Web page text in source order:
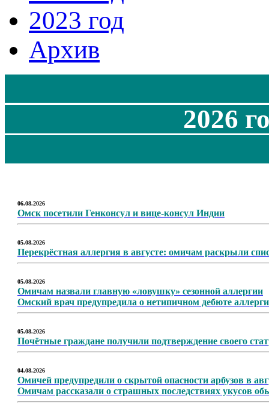
2023 год
Архив
2026
06.08.2026
Омск посетили Генконсул и вице-консул Индии
05.08.2026
Перекрёстная аллергия в августе: омичам раскрыли
05.08.2026
Омичам назвали главную «ловушку» сезонной аллергии
Омский врач предупредила о нетипичном дебюте
05.08.2026
Почётные граждане получили подтверждение своего
04.08.2026
Омичей предупредили о скрытой опасности арбузов в
Омичам рассказали о страшных последствиях укусов